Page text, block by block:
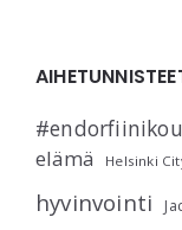
elämä Helsinki
hyvinvointi